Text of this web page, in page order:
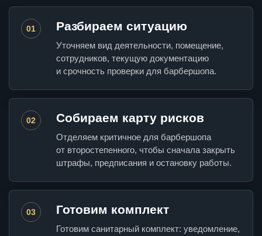
01 Разбираем ситуацию
Уточняем вид деятельности, помещение,
сотрудников, текущую документацию
и срочность проверки для барбершопа.
02 Собираем карту рисков
Отделяем критичное для барбершопа
от второстепенного, чтобы сначала закрыть
штрафы, предписания и остановку работы.
03 Готовим комплект
Готовим санитарный комплект: уведомление,